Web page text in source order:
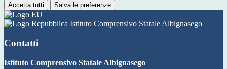
Accetta tutti Salva le preferenze
Istituto Comprensivo Statale Albignasego
Contatti
Istituto Comprensivo Statale Albignasego